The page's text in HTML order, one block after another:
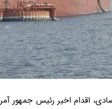
اقدام اخیر رئیس جمهور